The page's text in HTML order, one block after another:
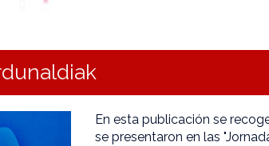
En esta publicación se
se presentaron en las